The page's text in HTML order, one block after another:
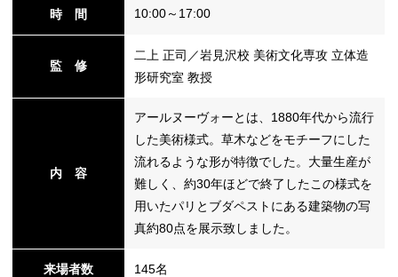
時 間 10:00～17:00
監 修
二上 正司／岩見沢校 美術文化専攻 立体造
形研究室 教授
内 容
アールヌーヴォーとは、1880年代から流行
した美術様式。草木などをモチーフにした
流れるような形が特徴でした。大量生産が
難しく、約30年ほどで終了したこの様式を
用いたパリとブダペストにある建築物の写
真約80点を展示致しました。
来場者数 145名